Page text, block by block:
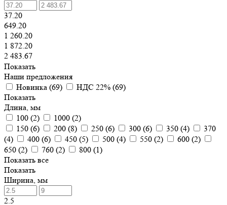
37.20
649.20
1 260.20
1 872.20
2 483.67
Показать
Наши предложения
Новинка (69) НДС 22% (69)
Показать
Длина, мм
100 (2) 1000 (2)
150 (6) 200 (8) 250 (6) 300 (6) 350 (4)
370
(4) 400 (6) 450 (5) 500 (4) 550 (2) 600 (2)
650 (2) 760 (2) 800 (1)
Показать все
Показать
Ширина, мм
2.5